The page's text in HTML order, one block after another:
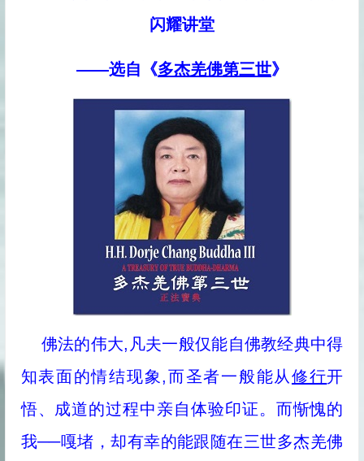
闪耀讲堂
——选自《多杰羌佛第三世》
佛法的伟大,凡夫一般仅能自佛教经典中得
知表面的情结现象,而圣者一般能从修行开
悟、成道的过程中亲自体验印证。而惭愧的
我──嘎堵，却有幸的能跟随在三世多杰羌佛